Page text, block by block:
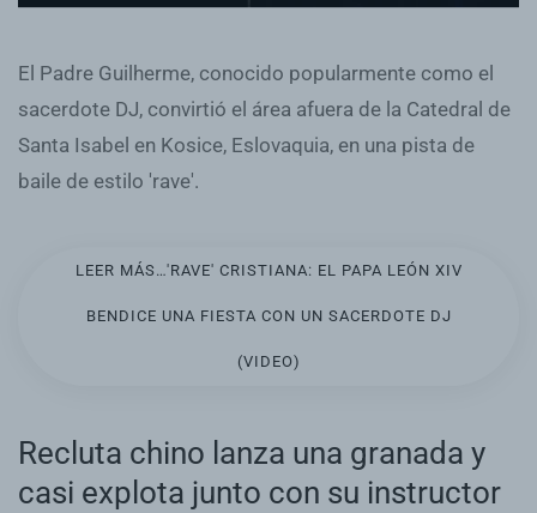
El Padre Guilherme, conocido popularmente como el
sacerdote DJ, convirtió el área afuera de la Catedral de
Santa Isabel en Kosice, Eslovaquia, en una pista de
baile de estilo 'rave'.
LEER MÁS…'RAVE' CRISTIANA: EL PAPA LEÓN XIV
BENDICE UNA FIESTA CON UN SACERDOTE DJ
(VIDEO)
Recluta chino lanza una granada y
casi explota junto con su instructor